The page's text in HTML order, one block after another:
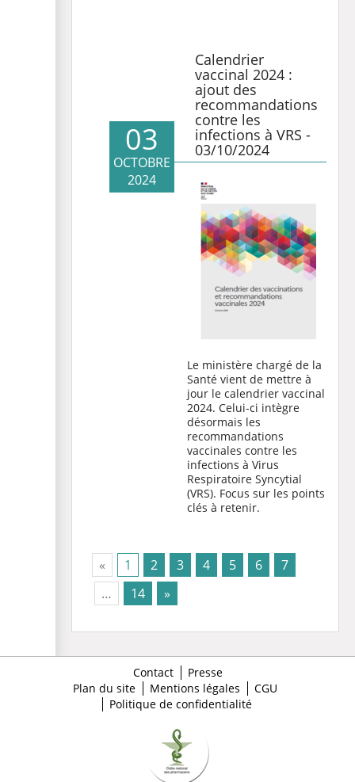
Calendrier
vaccinal 2024 :
ajout des
recommandations
contre les
infections à VRS -
03/10/2024
03
OCTOBRE
2024
Le ministère chargé de la
Santé vient de mettre à
jour le calendrier vaccinal
2024. Celui-ci intègre
désormais les
recommandations
vaccinales contre les
infections à Virus
Respiratoire Syncytial
(VRS). Focus sur les points
clés à retenir.
« 1 (current)
2 3 4 5 6
7
…
14 »
Contact
Presse
Plan du site
Mentions légales
CGU
Politique de confidentialité